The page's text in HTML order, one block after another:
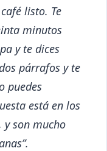
listo. Te
minutos
y te dices
párrafos y te
puedes
está en los
son mucho